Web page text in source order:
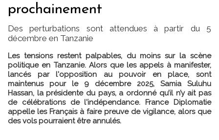
prochainement
Des perturbations sont attendues à partir du 5
décembre en Tanzanie
Les tensions restent palpables, du moins sur la scène
politique en Tanzanie. Alors que les appels à manifester,
lancés par l'opposition au pouvoir en place, sont
maintenus pour le 9 décembre 2025, Samia Suluhu
Hassan, la présidente du pays, a ordonné qu’il n’y ait pas
de célébrations de l'indépendance. France Diplomatie
appelle les Français à faire preuve de vigilance, alors que
des vols pourraient être annulés.